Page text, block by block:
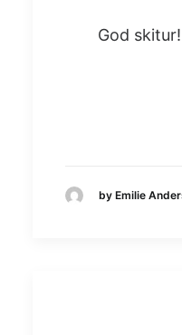
God skitur!
by Emilie